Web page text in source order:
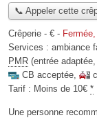
📞 Appeler cette
Crêperie - € -
Services : ambiance
PMR (entrée
CB acceptée,
Tarif : Moins de 10€ *
Une personne